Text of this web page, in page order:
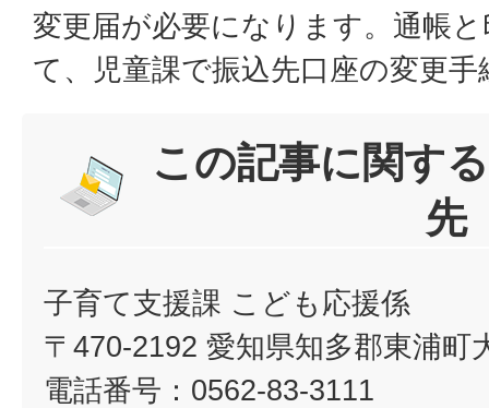
変更届が必要になります。通帳
て、児童課で振込先口座の変更
この記事に関す
先
子育て支援課 こども応援係
〒470-2192 愛知県知多郡東浦町
電話番号：0562-83-3111